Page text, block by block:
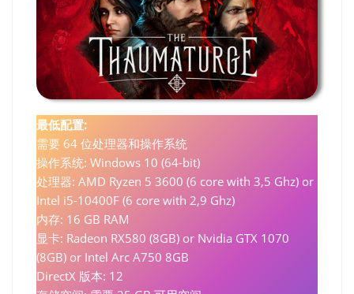
最低配置:
需要 64 位处理器和操作系统
操作系统: Windows 10 (64-bit)
处理器: AMD Ryzen 5 3600 (6 core with 3,5 Ghz) or
Intel i5-10400F (6 core with 2,9 Ghz)
内存: 16 GB RAM
显卡: Radeon RX580 (8GB) or Nvidia GTX 1070
(8GB) or Intel Arc A750 8GB
DirectX 版本: 12